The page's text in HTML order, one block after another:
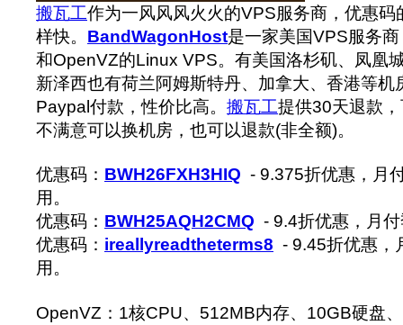
搬瓦工作为一风风风火火的VPS服务商，优惠码
样快。 BandWagonHost是一家美国VPS服务
和OpenVZ的Linux VPS。有美国洛杉矶、凤凰
新泽西也有荷兰阿姆斯特丹、加拿大、香港等机
Paypal付款，性价比高。 搬瓦工提供30天退款
不满意可以换机房，也可以退款(非全额)。
优惠码： BWH26FXH3HIQ - 9.375折优惠，月
用。
优惠码： BWH25AQH2CMQ - 9.4折优惠，月
优惠码： ireallyreadtheterms8 - 9.45折优惠，
用。
OpenVZ：1核CPU、512MB内存、10GB硬盘